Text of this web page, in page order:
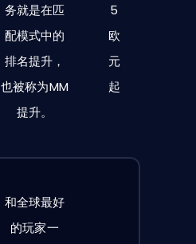
务就是在匹
配模式中的
排名提升，
也被称为MM
提升。
5
欧
元
起
和全球最好
的玩家一